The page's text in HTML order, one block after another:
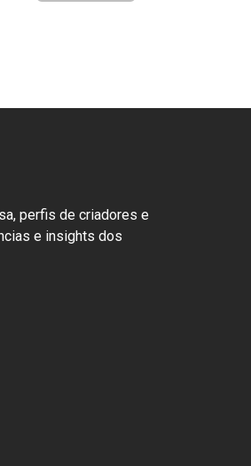
perfis de criadores e
e insights dos